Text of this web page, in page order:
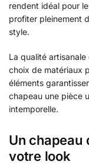
rendent idéal pour
profiter pleinement
style.
La qualité
choix de matériaux
éléments
chapeau une pièce
intemporelle.
Un chapeau
votre look